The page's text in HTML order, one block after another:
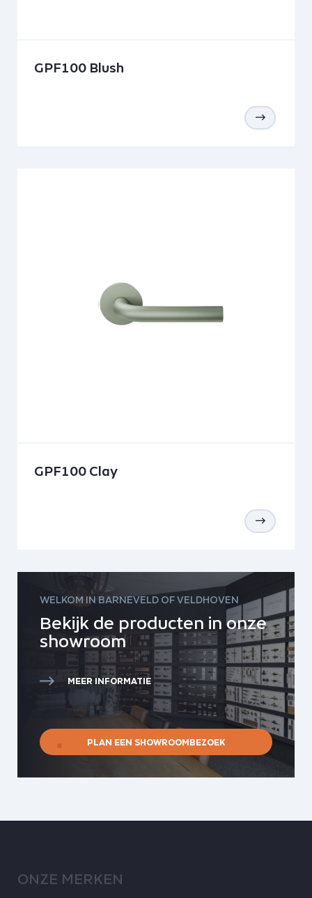
GPF100 Blush
GPF100 Clay
WELKOM IN BARNEVELD OF VELDHOVEN
Bekijk de producten in onze
showroom
MEER INFORMATIE
PLAN EEN SHOWROOMBEZOEK
ONZE MERKEN